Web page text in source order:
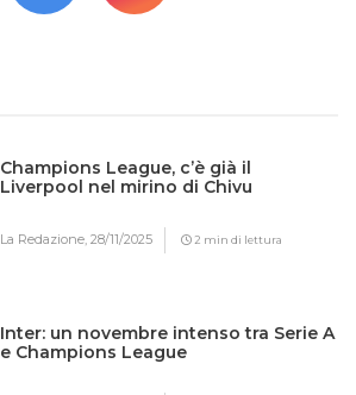
Champions League, c’è già il
Liverpool nel mirino di Chivu
La Redazione,28/11/2025 2 min di lettura
Inter: un novembre intenso tra Serie A
e Champions League